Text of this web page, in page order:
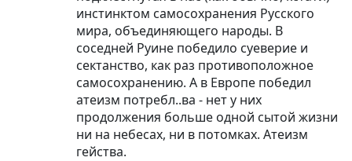
инстинктом самосохранения Русского
мира, объединяющего народы. В
соседней Руине победило суеверие и
сектанство, как раз противоположное
самосохранению. А в Европе победил
атеизм потребл..ва - нет у них
продолжения больше одной сытой жизни
ни на небесах, ни в потомках. Атеизм
гейства.